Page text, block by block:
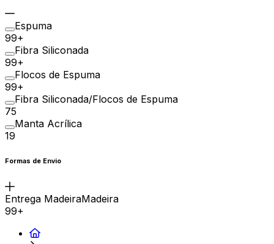
Espuma
99+
Fibra Siliconada
99+
Flocos de Espuma
99+
Fibra Siliconada/Flocos de Espuma
75
Manta Acrílica
19
Formas de Envio
Entrega MadeiraMadeira
99+